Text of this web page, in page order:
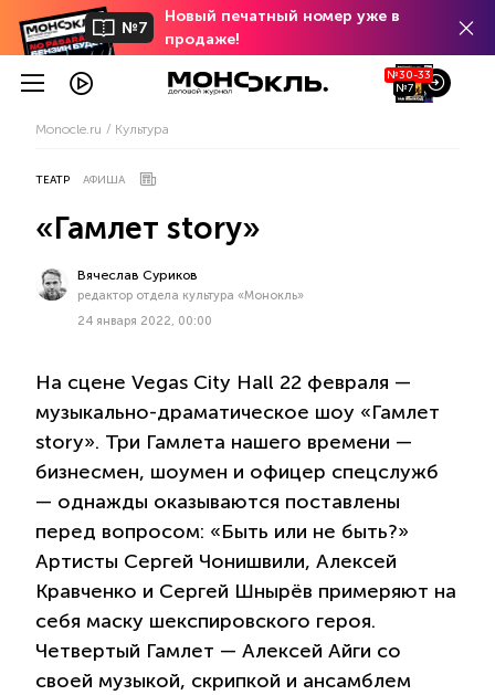
№7
Новый печатный номер уже в
продаже!
№30-33
№7
Monocle.ru Культура
ТЕАТР АФИША
«Гамлет story»
Вячеслав Суриков
редактор отдела культура «Монокль»
24 января 2022, 00:00
На сцене Vegas City Hall 22 февраля —
музыкально-драматическое шоу «Гамлет
story». Три Гамлета нашего времени —
бизнесмен, шоумен и офицер спецслужб
— однажды оказываются поставлены
перед вопросом: «Быть или не быть?»
Артисты Сергей Чонишвили, Алексей
Кравченко и Сергей Шнырёв примеряют на
себя маску шекспировского героя.
Четвертый Гамлет — Алексей Айги со
своей музыкой, скрипкой и ансамблем